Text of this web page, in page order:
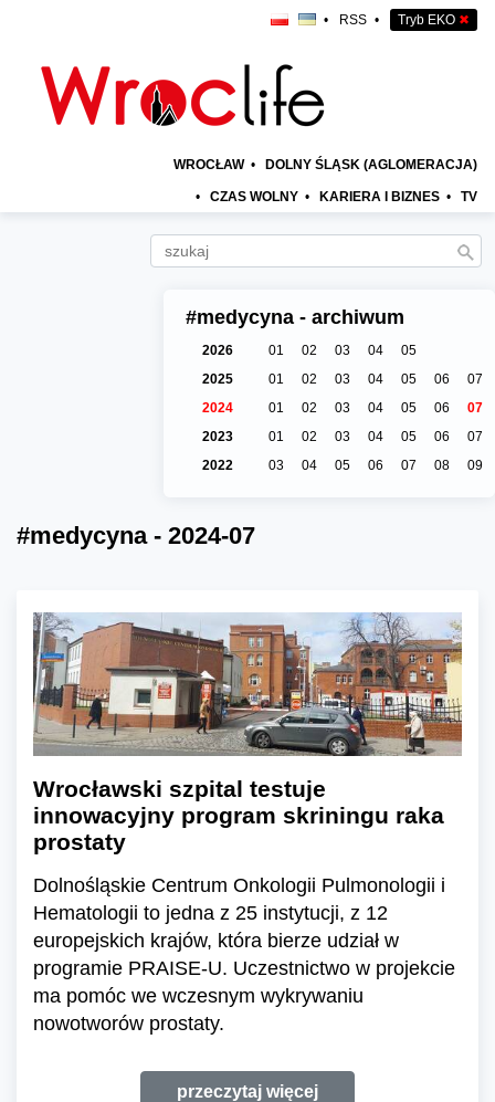
• RSS • Tryb EKO ✖
WROCŁAW • DOLNY ŚLĄSK (AGLOMERACJA)
• CZAS WOLNY • KARIERA I BIZNES • TV
#medycyna - archiwum
2026 01 02 03 04
05
2025
01 02 03 04 05 06
07
2024
01 02 03 04 05 06
07
2023
01 02 03 04 05 06
07
2022
03 04 05 06 07 08 09
#medycyna - 2024-07
Wrocławski szpital testuje
innowacyjny program skriningu raka
prostaty
Dolnośląskie Centrum Onkologii Pulmonologii i
Hematologii to jedna z 25 instytucji, z 12
europejskich krajów, która bierze udział w
programie PRAISE-U. Uczestnictwo w projekcie
ma pomóc we wczesnym wykrywaniu
nowotworów prostaty.
przeczytaj więcej